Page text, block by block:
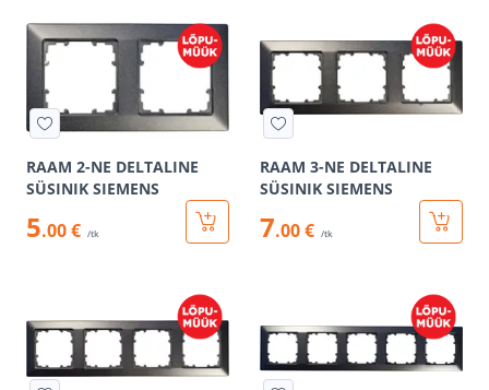
RAAM 2-NE DELTALINE
SÜSINIK SIEMENS
5.00 € /tk
RAAM 3-NE DELTALINE
SÜSINIK SIEMENS
7.00 € /tk